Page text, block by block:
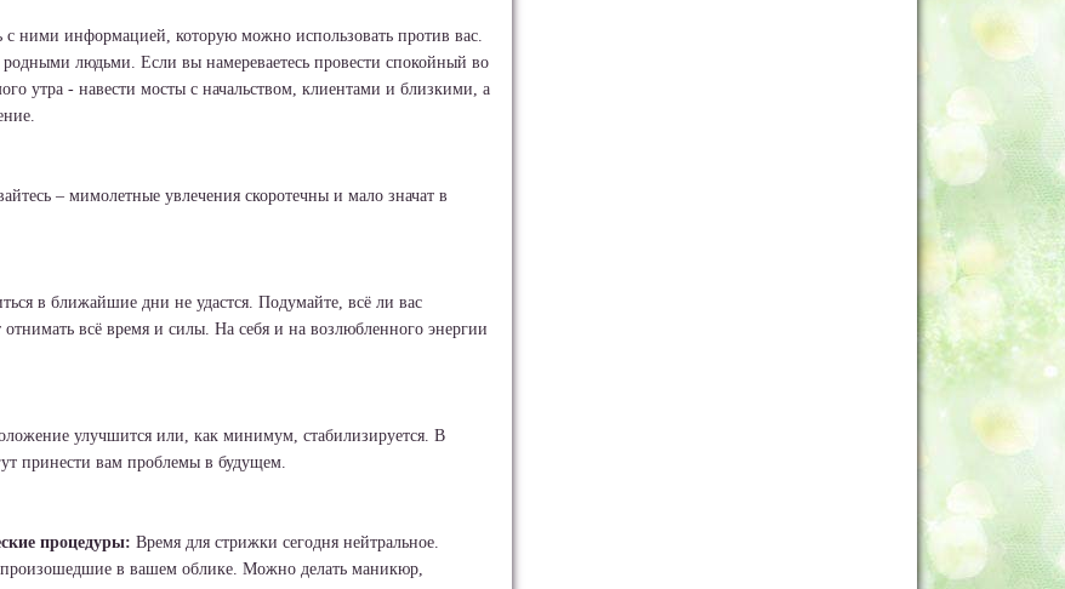
ними информацией, которую можно использовать против вас.
людьми. Если вы намереваетесь провести спокойный во
утра - навести мосты с начальством, клиентами и близкими, а
– мимолетные увлечения скоротечны и мало значат в
в ближайшие дни не удастся. Подумайте, всё ли вас
отнимать всё время и силы. На себя и на возлюбленного энергии
улучшится или, как минимум, стабилизируется. В
принести вам проблемы в будущем.
процедуры: Время для стрижки сегодня нейтральное.
в вашем облике. Можно делать маникюр,